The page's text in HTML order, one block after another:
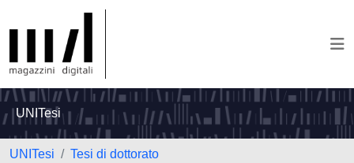
UNITesi
UNITesi
Tesi di dottorato